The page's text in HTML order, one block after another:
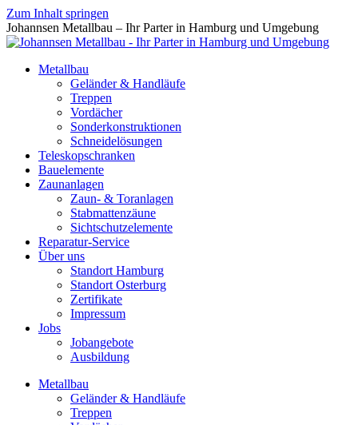
Zum Inhalt springen
Johannsen Metallbau – Ihr Parter in Hamburg und Umgebung
Metallbau
Geländer & Handläufe
Treppen
Vordächer
Sonderkonstruktionen
Schneidelösungen
Teleskopschranken
Bauelemente
Zaunanlagen
Zaun- & Toranlagen
Stabmattenzäune
Sichtschutzelemente
Reparatur-Service
Über uns
Standort Hamburg
Standort Osterburg
Zertifikate
Impressum
Jobs
Jobangebote
Ausbildung
Metallbau
Geländer & Handläufe
Treppen